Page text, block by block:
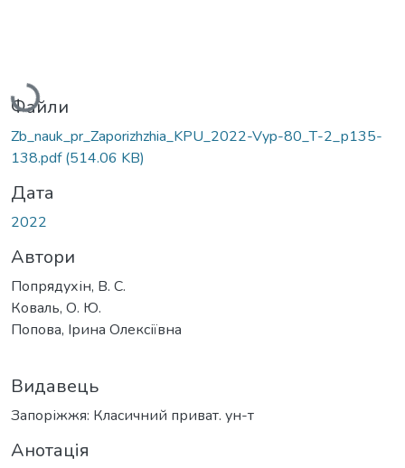
Вантажиться...
Файли
Zb_nauk_pr_Zaporizhzhia_KPU_2022-Vyp-80_Т-2_р135-
138.pdf(514.06 KB)
Дата
2022
Автори
Попрядухін, В. С.
Коваль, О. Ю.
Попова, Ірина Олексіївна
Видавець
Запоріжжя: Класичний приват. ун-т
Анотація